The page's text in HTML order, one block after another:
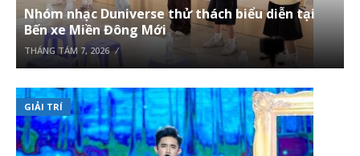
Nhóm nhạc Duniverse thử thách biểu diễn tại
Bến xe Miền Đông Mới
THÁNG TÁM 7, 2026
GIẢI TRÍ